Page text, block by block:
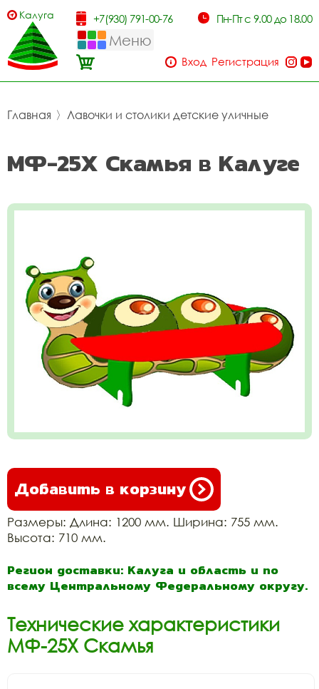
Калуга +7(930) 791-00-76 Пн-Пт с 9.00 до 18.00
Меню
Вход Регистрация
Главная 〉 Лавочки и столики детские уличные
МФ-25Х Скамья в Калуге
Добавить в корзину
Размеры: Длина: 1200 мм. Ширина: 755 мм.
Высота: 710 мм.
Регион доставки: Калуга и область и по
всему Центральному Федеральному округу.
Технические характеристики
МФ-25Х Скамья